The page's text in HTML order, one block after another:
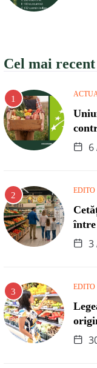
Cel mai recent
6
EDITO
între
3
EDITO